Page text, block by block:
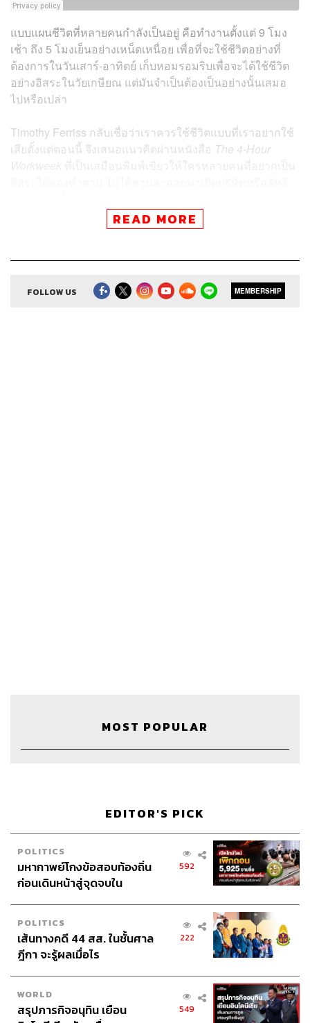
แบบแผนชีวิตที่หลายคนกำลังเป็นอยู่ คือทำงานตั้งแต่ 9 โมง
เช้า ถึง 5 โมงเย็นอย่างเหน็ดเหนื่อย เพื่อที่จะใช้ชีวิตอย่างที่
ต้องการในวันเสาร์-อาทิตย์ เก็บหอมรอมริบเพื่อจะได้ใช้ชีวิต
อย่างอิสระในวัยเกษียณ แต่มันจำเป็นต้องเป็นอย่างนั้นเสมอ
ไปหรือเปล่า
Timothy Ferriss กลับเชื่อว่าเราควรใช้ชีวิตแบบที่เราอยากใช้
เสียตั้งแต่ตอนนี้ จึงเสนอแนวคิดผ่านหนังสือ The 4-Hour
ที่เป็นเสมือนพิมพ์เขียวให้ใครหลายคนที่อยากเป็น
และความสุข ในแบบที่เราเป็นคนเลือกเอง
มากได้ที่https://readery.co/9786160626106
Show Creatorภูมิชาย บุญสินสุข
Project Manager
ปวริศา ตั้งตุลานนท์
Show Producerอธิษฐาน กาญจนะพงศ์
Creativeนัทธมน หัวใจ
Sound Designer & Engineer
กฤตพล จียะเกียรติ
Recording Engineerขจีพรรณ วิจิตรรัตน์
Art Directorอนงค์นาฏ วิวัฒนานนท์
Channel Manager
Proofreader
ลักษณ์นารา พักตร์เพียงจันทร์
Webmaster ณฐพร โรจน์อนุสรณ์
READ MORE
FOLLOW US MEMBERSHIP
MOST POPULAR
EDITOR'S PICK
POLITICS
มหากาพย์โกงข้อสอบท้องถิ่น
ก่อนเดินหน้าสู่จุดจบใน
592
POLITICS
เส้นทางคดี 44 สส. ในชั้นศาล
ฎีกา จะรู้ผลเมื่อไร
222
WORLD
สรุปภารกิจอนุทิน เยือน
549